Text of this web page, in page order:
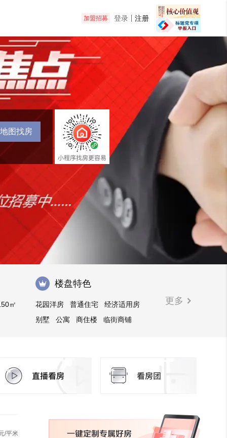
加盟招募 登录 注册
地图找房
㎡
楼盘特色
花园洋房 普通住宅
经济适用房
别墅
公寓 商住楼
临街商铺
更多
/平米